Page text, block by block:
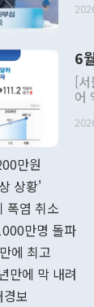
발
주
관
관
관
다. [정동영 통일부 장관이 지난달 23일 오후 서울 종로구 정부서울청사에
무
함
6
[
어
료=한국은행]
며
수
만원
상황'
폭염 취소
만명 돌파
에 최고
만에 막 내려
보